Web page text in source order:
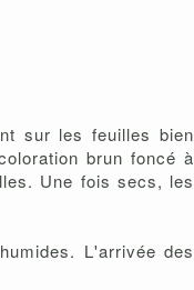
sur les feuilles bien
brun foncé à
Une fois secs, les
L'arrivée des